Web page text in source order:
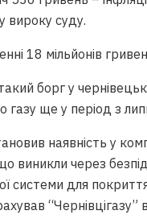
вироку суду.
18 мільйонів
борг у
газу ще у період з
наявність у
виникли через
системи для
“Чернівцігазу”